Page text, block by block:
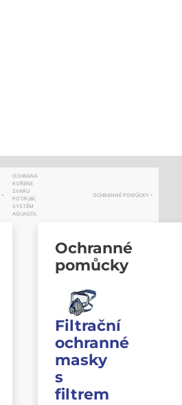
OCHRANA
KOŘENE
SVARU
POTRUBÍ,
SYSTÉM
AQUASOL
OCHRANNÉ POMŮCKY
Ochranné
pomůcky
Filtrační
ochranné
masky
s
filtrem